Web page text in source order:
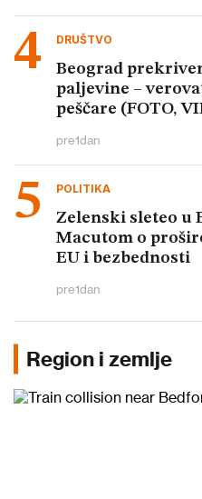
DRUŠTVO
Beograd
paljevine –
peščare (FOTO,
pre1dan
POLITIKA
Zelenski sleteo u
Macutom o
EU i bezbednosti
pre1dan
Region i zemlje